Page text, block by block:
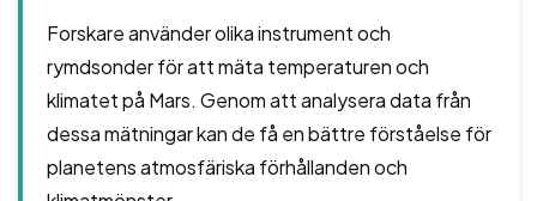
Forskare använder olika instrument och
rymdsonder för att mäta temperaturen och
klimatet på Mars. Genom att analysera data från
dessa mätningar kan de få en bättre förståelse för
planetens atmosfäriska förhållanden och